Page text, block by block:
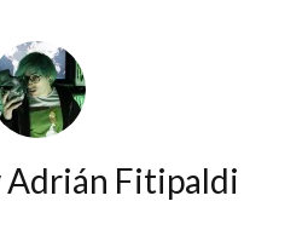
Adrián Fitipaldi